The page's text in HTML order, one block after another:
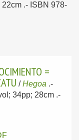
.- ISBN 978-
=
/Hegoa .-
34pp; 28cm .-